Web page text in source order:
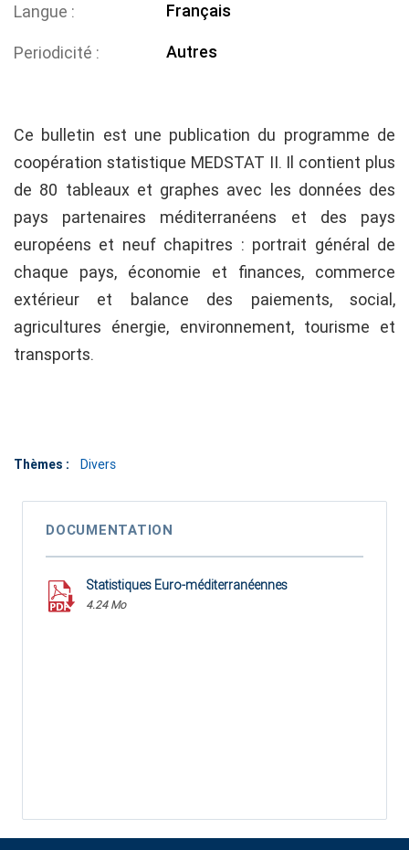
Langue
Français
Periodicité Autres
Ce bulletin est une publication du programme de
coopération statistique MEDSTAT II. Il contient plus
de 80 tableaux et graphes avec les données des
pays partenaires méditerranéens et des pays
européens et neuf chapitres : portrait général de
chaque pays, économie et finances, commerce
extérieur et balance des paiements, social,
agricultures énergie, environnement, tourisme et
transports.
Thèmes : Divers
DOCUMENTATION
Statistiques Euro-méditerranéennes
4.24 Mo